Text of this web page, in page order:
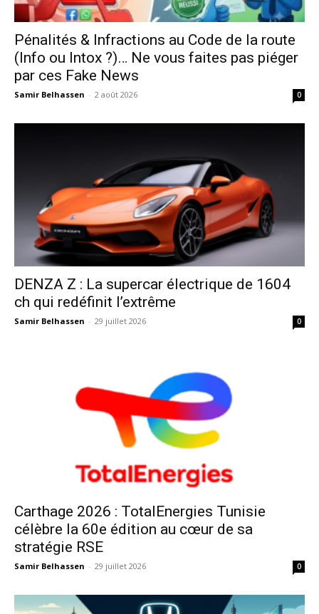
Pénalités & Infractions au Code de la route
(Info ou Intox ?)… Ne vous faites pas piéger
par ces Fake News
Samir Belhassen - 2 août 2026 0
DENZA Z : La supercar électrique de 1604
ch qui redéfinit l’extrême
Samir Belhassen - 29 juillet 2026 0
Carthage 2026 : TotalEnergies Tunisie
célèbre la 60e édition au cœur de sa
stratégie RSE
Samir Belhassen - 29 juillet 2026 0